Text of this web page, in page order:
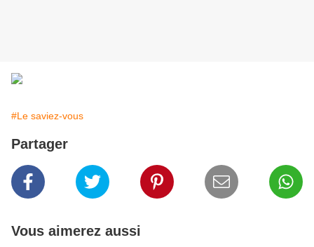
#Le saviez-vous
Partager
Vous aimerez aussi